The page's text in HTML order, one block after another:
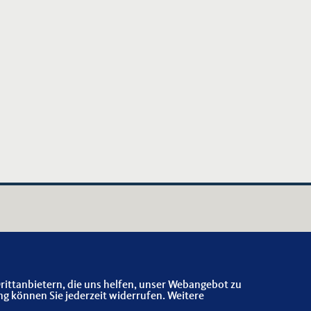
die uns helfen, unser Webangebot zu
können Sie jederzeit widerrufen. Weitere